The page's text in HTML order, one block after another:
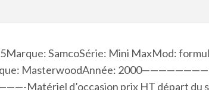
SamcoSérie: Mini MaxMod:
MasterwoodAnnée: 2000————————-
Matériel d’occasion prix HT départ